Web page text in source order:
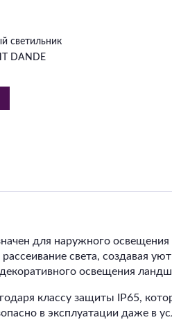
светильник
DANDE
для наружного
света, создавая
освещения
классу защиты IP65,
в эксплуатации даже